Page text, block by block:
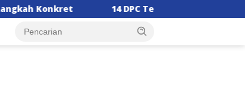
14 DPC Terima SK Kepengurusan, Ketua DPW